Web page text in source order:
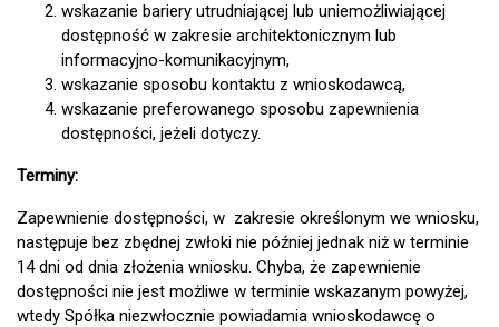
wskazanie bariery utrudniającej lub uniemożliwiającej
dostępność w zakresie architektonicznym lub
informacyjno-komunikacyjnym,
wskazanie sposobu kontaktu z wnioskodawcą,
wskazanie preferowanego sposobu zapewnienia
dostępności, jeżeli dotyczy.
Terminy:
Zapewnienie dostępności, w zakresie określonym we wniosku,
następuje bez zbędnej zwłoki nie później jednak niż w terminie
14 dni od dnia złożenia wniosku. Chyba, że zapewnienie
dostępności nie jest możliwe w terminie wskazanym powyżej,
wtedy Spółka niezwłocznie powiadamia wnioskodawcę o